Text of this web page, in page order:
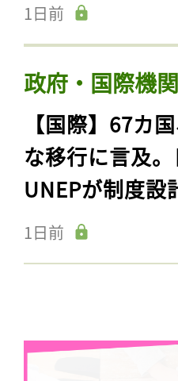
1日前
政府・国際機
【国際】67カ
な移行に言及。
UNEPが制度設
1日前